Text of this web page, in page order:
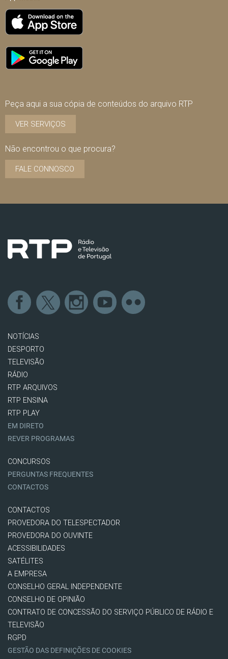
Peça aqui a sua cópia de conteúdos do arquivo RTP
VER SERVIÇOS
Não encontrou o que procura?
FALE CONNOSCO
NOTÍCIAS
DESPORTO
TELEVISÃO
RÁDIO
RTP ARQUIVOS
RTP ENSINA
RTP PLAY
EM DIRETO
REVER PROGRAMAS
CONCURSOS
PERGUNTAS FREQUENTES
CONTACTOS
CONTACTOS
PROVEDORA DO TELESPECTADOR
PROVEDORA DO OUVINTE
ACESSIBILIDADES
SATÉLITES
A EMPRESA
CONSELHO GERAL INDEPENDENTE
CONSELHO DE OPINIÃO
CONTRATO DE CONCESSÃO DO SERVIÇO PÚBLICO DE RÁDIO E
TELEVISÃO
RGPD
GESTÃO DAS DEFINIÇÕES DE COOKIES